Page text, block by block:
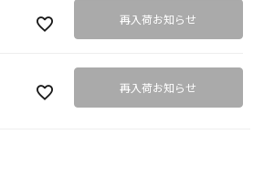
再入荷お知らせ
再入荷お知らせ